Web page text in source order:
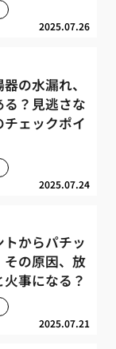
2025.07.26
の水漏れ、
る？見逃さな
チェックポイ
2025.07.24
トからパチッ
その原因、放
事になる？
2025.07.21